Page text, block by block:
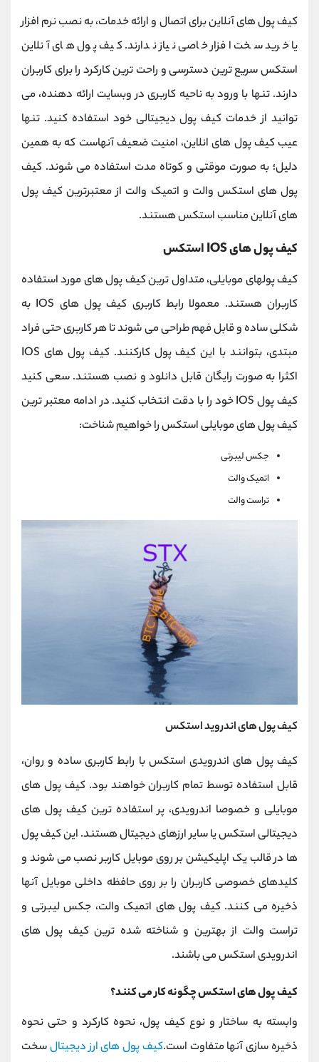
کیف پول های آنلاین برای اتصال و ارائه خدمات، به نصب نرم افزار
یا خرید سخت افزار خاصی نیاز ندارند. کیف پول های آنلاین
استکس سریع ترین دسترسی و راحت ترین کارکرد را برای کاربران
دارند. تنها با ورود به ناحیه کاربری در وبسایت ارائه دهنده، می
توانید از خدمات کیف پول دیجیتالی خود استفاده کنید. تنها
عیب کیف پول های انلاین، امنیت ضعیف آنهاست که به همین
دلیل؛ به صورت موقتی و کوتاه مدت استفاده می شوند. کیف
پول های استکس والت و اتمیک والت از معتبرترین کیف پول
های آنلاین مناسب استکس هستند.
کیف پول های IOS استکس
کیف پولهای موبایلی، متداول ترین کیف پول های مورد استفاده
کاربران هستند. معمولا رابط کاربری کیف پول های IOS به
شکلی ساده و قابل فهم طراحی می شوند تا هر کاربری حتی فراد
مبتدی، بتوانند با این کیف پول کارکنند. کیف پول های IOS
اکثرا به صورت رایگان قابل دانلود و نصب هستند. سعی کنید
کیف پول IOS خود را با دقت انتخاب کنید. در ادامه معتبر ترین
کیف پول های موبایلی استکس را خواهیم شناخت:
جکس لیبرتی
اتمیک والت
تراست والت
کیف پول های اندروید استکس
کیف پول های اندرویدی استکس با رابط کاربری ساده و روان،
قابل استفاده توسط تمام کاربران خواهند بود. کیف پول های
موبایلی و خصوصا اندرویدی، پر استفاده ترین کیف پول های
دیجیتالی استکس یا سایر ارزهای دیجیتال هستند. این کیف پول
ها در قالب یک اپلیکیشن بر روی موبایل کاربر نصب می شوند و
کلیدهای خصوصی کاربران را بر روی حافظه داخلی موبایل آنها
ذخیره می کنند. کیف پول های اتمیک والت، جکس لیبرتی و
تراست والت از بهترین و شناخته شده ترین کیف پول های
اندرویدی استکس می باشند.
کیف پول های استکس چگونه کار می کنند؟
وابسته به ساختار و نوع کیف پول، نحوه کارکرد و حتی نحوه
ذخیره سازی آنها متفاوت است.کیف پول های ارز دیجیتالسخت